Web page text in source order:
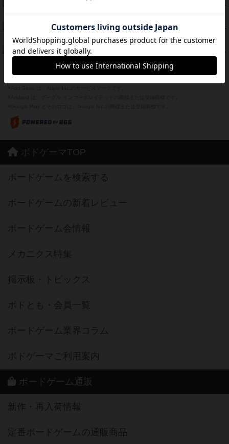
PT
PT
スーパーストア3000
PT
フリップ７：復讐心とともに
ボドゲーマTOP
ボードゲームを検索する
ボードゲームの新着レビュー
ボードゲーム会情報
メカニクス特集
掲示板・トピックス
ボドとも・会員一覧
ボードゲーム業界コラム
ボドゲーマご利用案内
ボードゲーム通販
新作・再入荷情報
定番ボードゲームの通販商品